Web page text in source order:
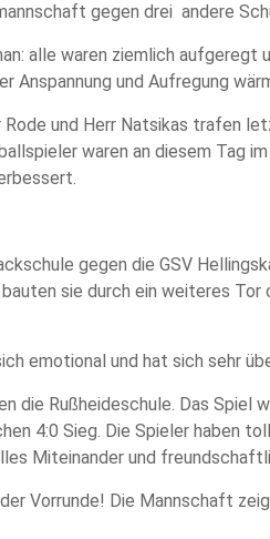
gegen drei andere
alle waren ziemlich
Anspannung und Aufregung
Rode und Herr Natsikas trafen
waren an diesem Tag
gegen die GSV
sie durch ein weiteres
emotional und hat sich sehr
die Rußheideschule. Das Spiel
4:0 Sieg. Die Spieler haben
Miteinander und
Vorrunde! Die Mannschaft